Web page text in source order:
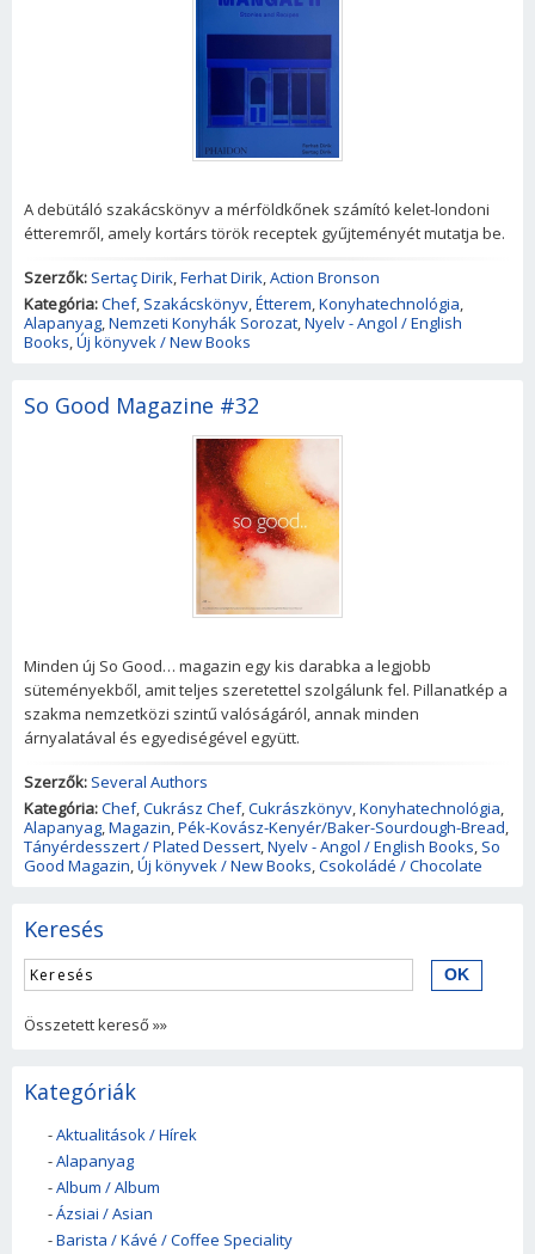
A debütáló szakácskönyv a mérföldkőnek számító kelet-londoni
étteremről, amely kortárs török receptek gyűjteményét mutatja be.
Szerzők: Sertaç Dirik,Ferhat Dirik,Action Bronson
Kategória:Chef, Szakácskönyv,Étterem,Konyhatechnológia,
Alapanyag,Nemzeti Konyhák Sorozat,Nyelv - Angol / English
Books,Új könyvek / New Books
So Good Magazine #32
Minden új So Good… magazin egy kis darabka a legjobb
süteményekből, amit teljes szeretettel szolgálunk fel. Pillanatkép a
szakma nemzetközi szintű valóságáról, annak minden
árnyalatával és egyediségével együtt.
Szerzők: Several Authors
Kategória:Chef,Cukrász Chef,Cukrászkönyv,Konyhatechnológia,
Alapanyag,Magazin,Pék-Kovász-Kenyér/Baker-Sourdough-Bread,
Tányérdesszert / Plated Dessert,Nyelv - Angol / English Books, So
Good Magazin,Új könyvek / New Books,Csokoládé / Chocolate
Keresés
Összetett kereső »»
Kategóriák
-Aktualitások / Hírek
-Alapanyag
-Album / Album
-Ázsiai / Asian
-Barista / Kávé / Coffee Speciality